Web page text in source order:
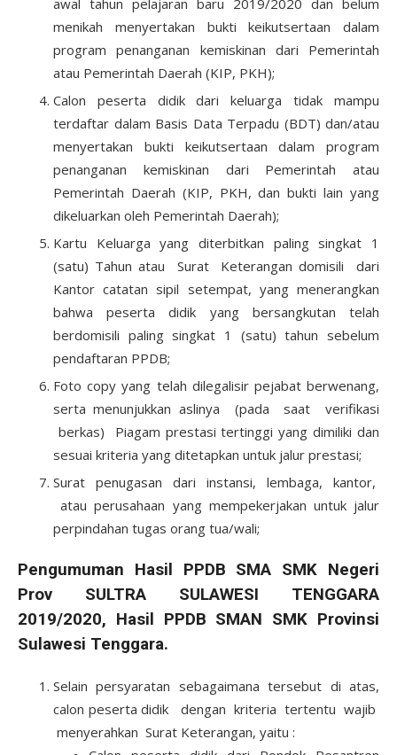
awal tahun pelajaran baru 2019/2020 dan belum
menikah menyertakan bukti keikutsertaan dalam
program penanganan kemiskinan dari Pemerintah
atau Pemerintah Daerah (KIP, PKH);
Calon peserta didik dari keluarga tidak mampu
terdaftar dalam Basis Data Terpadu (BDT) dan/atau
menyertakan bukti keikutsertaan dalam program
penanganan kemiskinan dari Pemerintah atau
Pemerintah Daerah (KIP, PKH, dan bukti lain yang
dikeluarkan oleh Pemerintah Daerah);
Kartu Keluarga yang diterbitkan paling singkat 1
(satu) Tahun atau Surat Keterangan domisili dari
Kantor catatan sipil setempat, yang menerangkan
bahwa peserta didik yang bersangkutan telah
berdomisili paling singkat 1 (satu) tahun sebelum
pendaftaran PPDB;
Foto copy yang telah dilegalisir pejabat berwenang,
serta menunjukkan aslinya (pada saat verifikasi
berkas) Piagam prestasi tertinggi yang dimiliki dan
sesuai kriteria yang ditetapkan untuk jalur prestasi;
Surat penugasan dari instansi, lembaga, kantor,
atau perusahaan yang mempekerjakan untuk jalur
perpindahan tugas orang tua/wali;
Pengumuman Hasil PPDB SMA SMK Negeri
Prov SULTRA SULAWESI TENGGARA
2019/2020, Hasil PPDB SMAN SMK Provinsi
Sulawesi Tenggara.
Selain persyaratan sebagaimana tersebut di atas,
calon peserta didik dengan kriteria tertentu wajib
menyerahkan Surat Keterangan, yaitu :